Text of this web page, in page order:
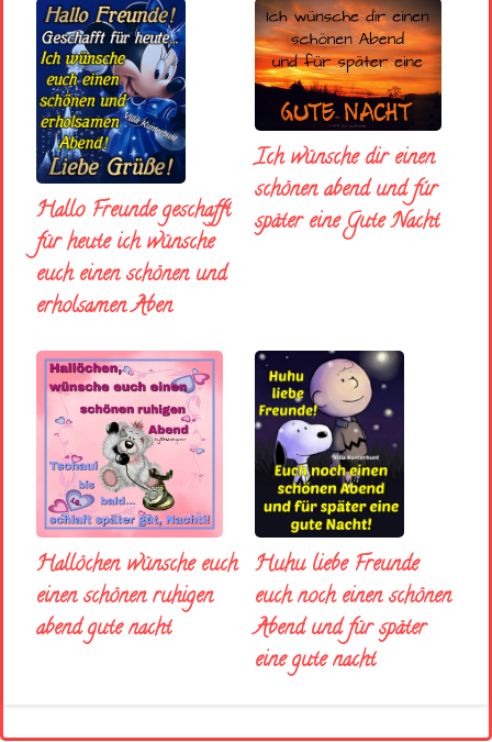
Hallo Freunde geschafft
für heute ich wünsche
euch einen schönen und
erholsamen Aben
Ich wünsche dir einen
schönen abend und fúr
später eine Gute Nacht
Hallöchen wünsche euch
einen schönen ruhigen
abend gute nacht
Huhu liebe Freunde
euch noch einen schönen
Abend und für später
eine gute nacht